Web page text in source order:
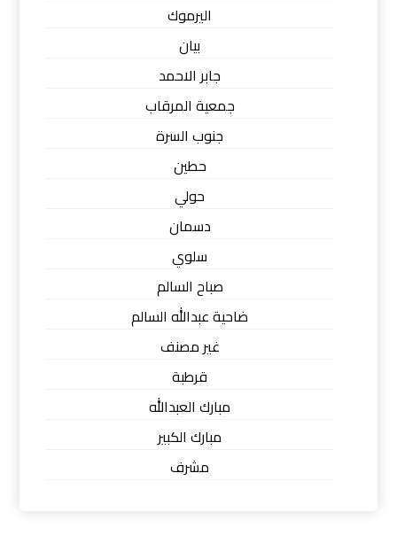
اليرموك
بيان
جابر الاحمد
جمعية المرقاب
جنوب السرة
حطين
حولي
دسمان
سلوي
صباح السالم
ضاحية عبدالله السالم
غير مصنف
قرطبة
مبارك العبدالله
مبارك الكبير
مشرف